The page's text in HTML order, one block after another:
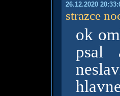
26.12.2020
strazce
ok
psal